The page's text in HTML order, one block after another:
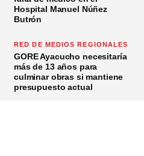
Hospital Manuel Núñez
Butrón
RED DE MEDIOS REGIONALES
GORE Ayacucho necesitaría
más de 13 años para
culminar obras si mantiene
presupuesto actual